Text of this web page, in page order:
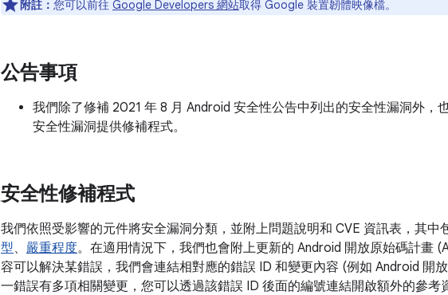
附註： 您可以前往 Google Developers 網站取得 Google 裝置韌體映像檔。
公告事項
我們除了修補 2021 年 8 月 Android 安全性公告中列出的安全性漏洞外，
安全性漏洞提供修補程式。
安全性修補程式
我們依照受影響的元件將安全漏洞分類，並附上問題說明和 CVE 資訊表，其中
型、 嚴重程度。在適用情況下，我們也會附上更新的 Android 開放原始碼計畫
容可以解決某錯誤，我們會連結相對應的錯誤 ID 和變更內容 (例如 Android 開
一錯誤有多項相關變更，您可以透過該錯誤 ID 後面的編號連結開啟額外的參考